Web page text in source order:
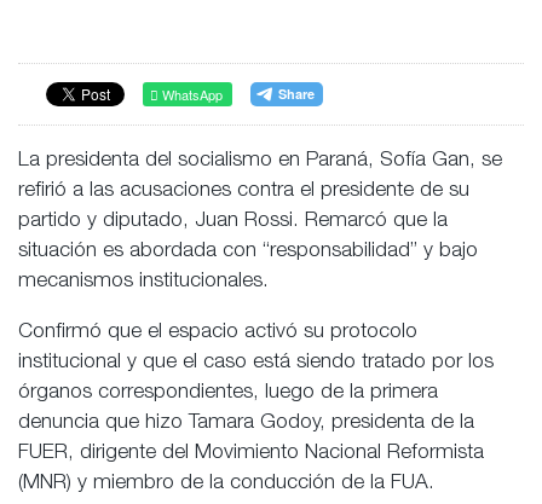
WhatsApp
La presidenta del socialismo en Paraná, Sofía Gan, se
refirió a las acusaciones contra el presidente de su
partido y diputado, Juan Rossi. Remarcó que la
situación es abordada con “responsabilidad” y bajo
mecanismos institucionales.
Confirmó que el espacio activó su protocolo
institucional y que el caso está siendo tratado por los
órganos correspondientes, luego de la primera
denuncia que hizo Tamara Godoy, presidenta de la
FUER, dirigente del Movimiento Nacional Reformista
(MNR) y miembro de la conducción de la FUA.